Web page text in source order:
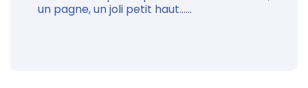
un pagne, un joli petit haut......